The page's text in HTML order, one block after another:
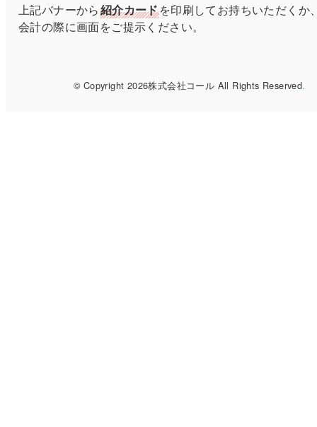
上記バナーから紹介カードを印刷してお持ちいただくか
会計の際に画面をご提示ください。
© Copyright 2026株式会社コール All Rights Reserved.